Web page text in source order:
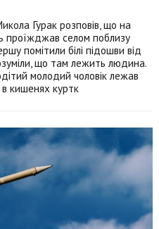
Гурак розповів, що на
проїжджав селом поблизу
помітили білі підошви від
що там лежить людина.
молодий чоловік лежав
в кишенях куртк